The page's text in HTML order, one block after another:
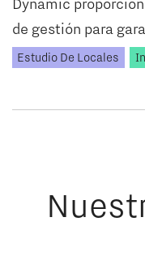
de gestión para
Estudio De Locales